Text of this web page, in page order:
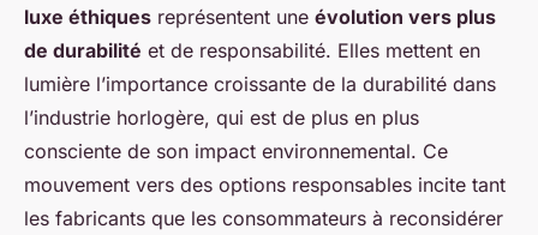
luxe éthiques représentent une évolution vers plus
de durabilité et de responsabilité. Elles mettent en
lumière l’importance croissante de la durabilité dans
l’industrie horlogère, qui est de plus en plus
consciente de son impact environnemental. Ce
mouvement vers des options responsables incite tant
les fabricants que les consommateurs à reconsidérer